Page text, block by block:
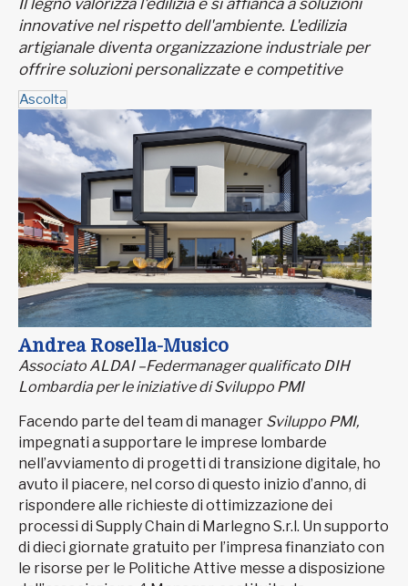
Il legno valorizza l'edilizia e si affianca a soluzioni
innovative nel rispetto dell'ambiente. L'edilizia
artigianale diventa organizzazione industriale per
offrire soluzioni personalizzate e competitive
Ascolta
Andrea Rosella-Musico
Associato ALDAI –Federmanager qualificato DIH
Lombardia per le iniziative di Sviluppo PMI
Facendo parte del team di manager Sviluppo PMI,
impegnati a supportare le imprese lombarde
nell’avviamento di progetti di transizione digitale, ho
avuto il piacere, nel corso di questo inizio d’anno, di
rispondere alle richieste di ottimizzazione dei
processi di Supply Chain di Marlegno S.r.l. Un supporto
di dieci giornate gratuito per l’impresa finanziato con
le risorse per le Politiche Attive messe a disposizione